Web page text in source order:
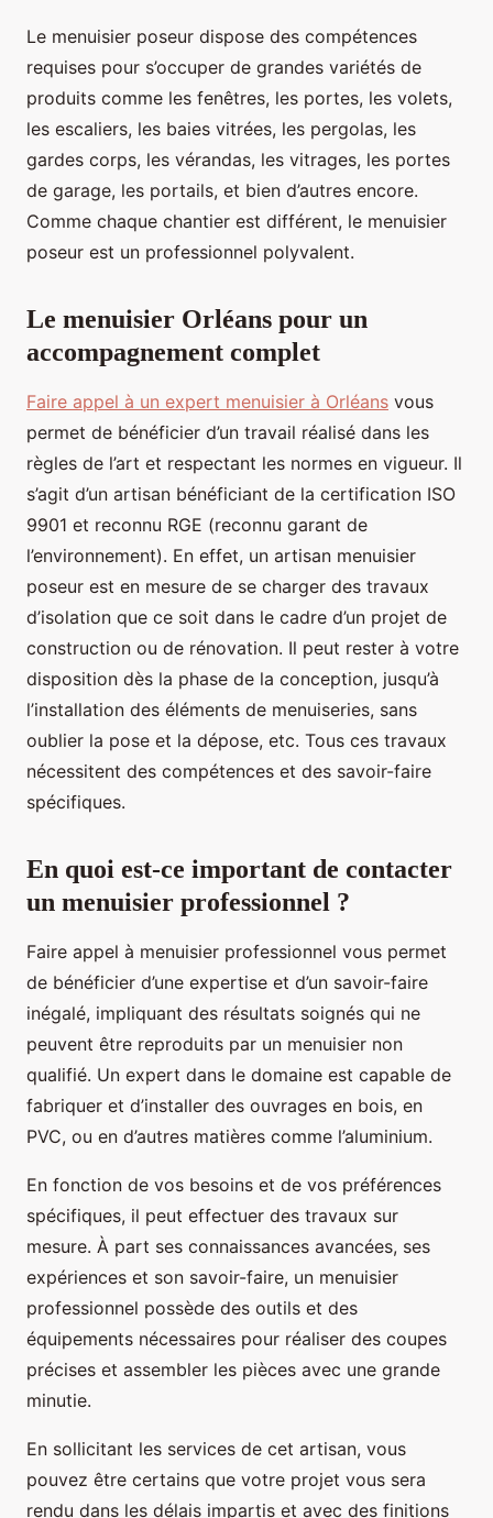
Le menuisier poseur dispose des compétences
requises pour s’occuper de grandes variétés de
produits comme les fenêtres, les portes, les volets,
les escaliers, les baies vitrées, les pergolas, les
gardes corps, les vérandas, les vitrages, les portes
de garage, les portails, et bien d’autres encore.
Comme chaque chantier est différent, le menuisier
poseur est un professionnel polyvalent.
Le menuisier Orléans pour un
accompagnement complet
Faire appel à un expert menuisier à Orléans vous
permet de bénéficier d’un travail réalisé dans les
règles de l’art et respectant les normes en vigueur. Il
s’agit d’un artisan bénéficiant de la certification ISO
9901 et reconnu RGE (reconnu garant de
l’environnement). En effet, un artisan menuisier
poseur est en mesure de se charger des travaux
d’isolation que ce soit dans le cadre d’un projet de
construction ou de rénovation. Il peut rester à votre
disposition dès la phase de la conception, jusqu’à
l’installation des éléments de menuiseries, sans
oublier la pose et la dépose, etc. Tous ces travaux
nécessitent des compétences et des savoir-faire
spécifiques.
En quoi est-ce important de contacter
un menuisier professionnel ?
Faire appel à menuisier professionnel vous permet
de bénéficier d’une expertise et d’un savoir-faire
inégalé, impliquant des résultats soignés qui ne
peuvent être reproduits par un menuisier non
qualifié. Un expert dans le domaine est capable de
fabriquer et d’installer des ouvrages en bois, en
PVC, ou en d’autres matières comme l’aluminium.
En fonction de vos besoins et de vos préférences
spécifiques, il peut effectuer des travaux sur
mesure. À part ses connaissances avancées, ses
expériences et son savoir-faire, un menuisier
professionnel possède des outils et des
équipements nécessaires pour réaliser des coupes
précises et assembler les pièces avec une grande
minutie.
En sollicitant les services de cet artisan, vous
pouvez être certains que votre projet vous sera
rendu dans les délais impartis et avec des finitions